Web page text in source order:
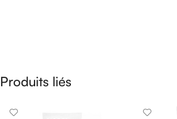
Produits liés